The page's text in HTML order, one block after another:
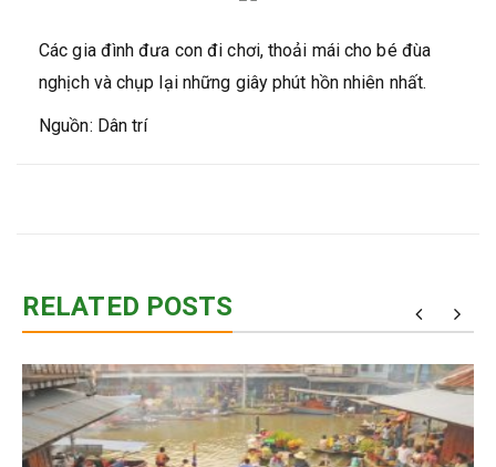
Các gia đình đưa con đi chơi, thoải mái cho bé đùa
nghịch và chụp lại những giây phút hồn nhiên nhất.
Nguồn: Dân trí
RELATED POSTS